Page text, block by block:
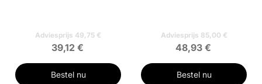
Adviesprijs 49,75 €
39,12 €
Bestel nu
Adviesprijs 85,00 €
48,93 €
Bestel nu